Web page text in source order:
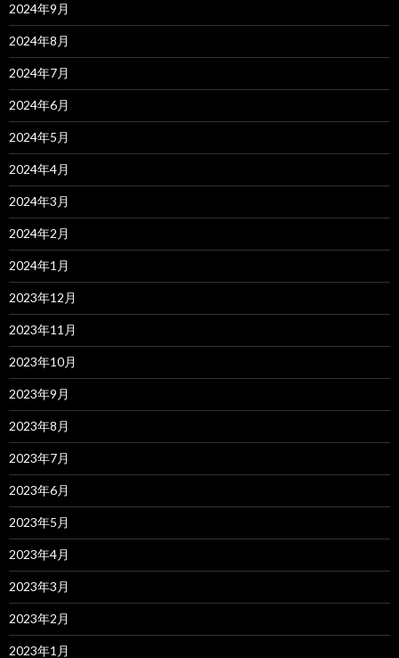
2024年9月
2024年8月
2024年7月
2024年6月
2024年5月
2024年4月
2024年3月
2024年2月
2024年1月
2023年12月
2023年11月
2023年10月
2023年9月
2023年8月
2023年7月
2023年6月
2023年5月
2023年4月
2023年3月
2023年2月
2023年1月